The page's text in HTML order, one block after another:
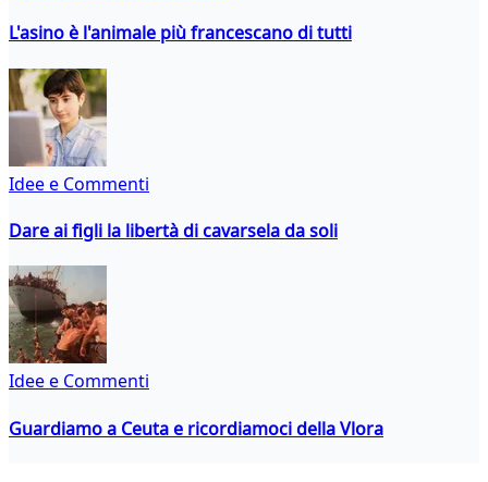
L'asino è l'animale più francescano di tutti
Idee e Commenti
Dare ai figli la libertà di cavarsela da soli
Idee e Commenti
Guardiamo a Ceuta e ricordiamoci della Vlora